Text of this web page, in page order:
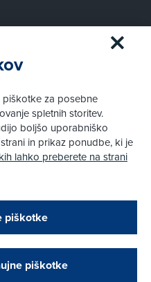
Zapri
€!
člani, ki boste v AMZS
vozila, boste prejeli
kartico z dobroimetjem v višini
- videonadzor
sporov
sredstva:
za posebne
spletnih storitev.
boljšo uporabniško
in prikaz ponudbe, ki je
lahko preberete na strani
piškotke
piškotke